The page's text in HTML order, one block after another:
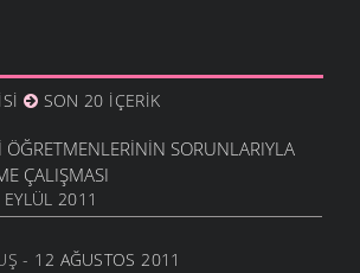
SON 20 İÇERIK
ÖĞRETMENLERININ SORUNLARIYLA
ÇALIŞMASI
2011
- 12 AĞUSTOS 2011